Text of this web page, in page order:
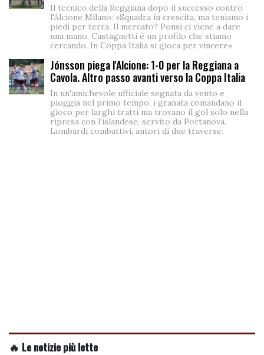
Il tecnico della Reggiana dopo il successo contro
l'Alcione Milano: «Squadra in crescita, ma teniamo i
piedi per terra. Il mercato? Ponsi ci viene a dare
una mano, Castagnetti è un profilo che stiamo
cercando. In Coppa Italia si gioca per vincere»
Jónsson piega l'Alcione: 1-0 per la Reggiana a
Cavola. Altro passo avanti verso la Coppa Italia
In un'amichevole ufficiale segnata da vento e
pioggia nel primo tempo, i granata comandano il
gioco per larghi tratti ma trovano il gol solo nella
ripresa con l'islandese, servito da Portanova.
Lombardi combattivi, autori di due traverse.
🔥 Le notizie più lette